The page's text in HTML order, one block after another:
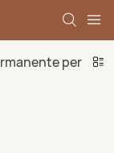
per